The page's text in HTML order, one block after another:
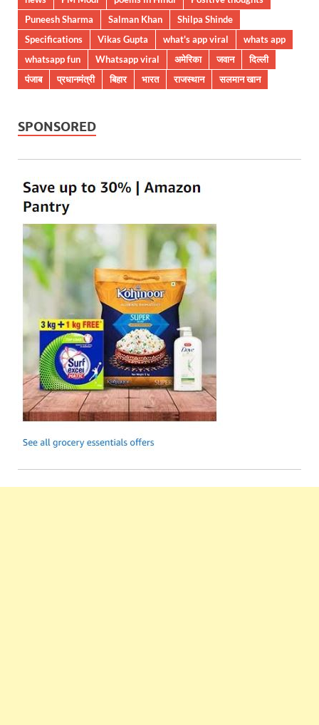
Puneesh Sharma
Salman Khan
Shilpa Shinde
Specifications
Vikas Gupta what's app viral
whats app
whatsapp fun
Whatsapp viral अमेरिका जवान
दिल्ली
पंजाब
प्रधानमंत्री बिहार भारत राजस्थान सलमान खान
SPONSORED